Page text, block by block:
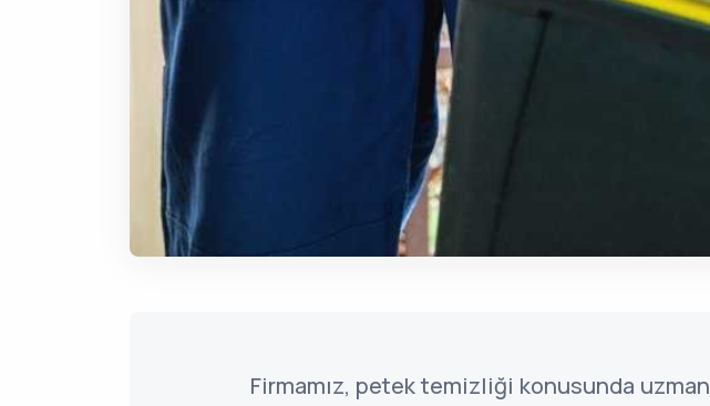
Firmamız, petek temizliği konusunda uzman